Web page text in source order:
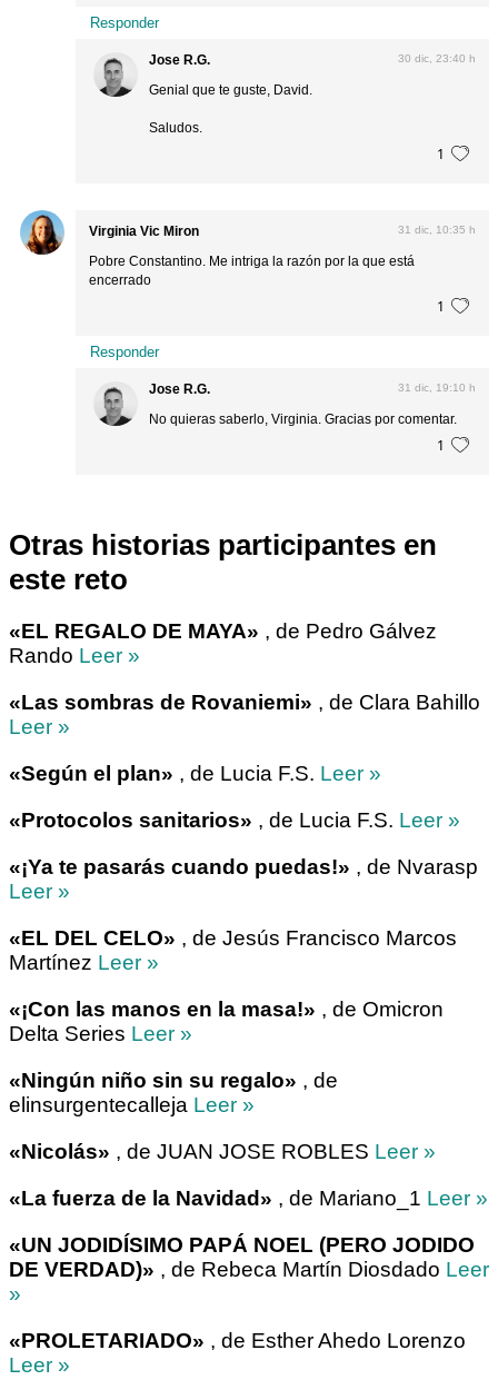
Responder
Jose R.G. 30 dic, 23:40 h
Genial que te guste, David.
Saludos.
1
Virginia Vic Miron 31 dic, 10:35 h
Pobre Constantino. Me intriga la razón por la que está
encerrado
1
Responder
Jose R.G. 31 dic, 19:10 h
No quieras saberlo, Virginia. Gracias por comentar.
1
Otras historias participantes en
este reto
«EL REGALO DE MAYA» , de Pedro Gálvez
Rando Leer »
«Las sombras de Rovaniemi» , de Clara Bahillo
Leer »
«Según el plan» , de Lucia F.S. Leer »
«Protocolos sanitarios» , de Lucia F.S. Leer »
«¡Ya te pasarás cuando puedas!» , de Nvarasp
Leer »
«EL DEL CELO» , de Jesús Francisco Marcos
Martínez Leer »
«¡Con las manos en la masa!» , de Omicron
Delta Series Leer »
«Ningún niño sin su regalo» , de
elinsurgentecalleja Leer »
«Nicolás» , de JUAN JOSE ROBLES Leer »
«La fuerza de la Navidad» , de Mariano_1 Leer »
«UN JODIDÍSIMO PAPÁ NOEL (PERO JODIDO
DE VERDAD)» , de Rebeca Martín Diosdado Leer
»
«PROLETARIADO» , de Esther Ahedo Lorenzo
Leer »